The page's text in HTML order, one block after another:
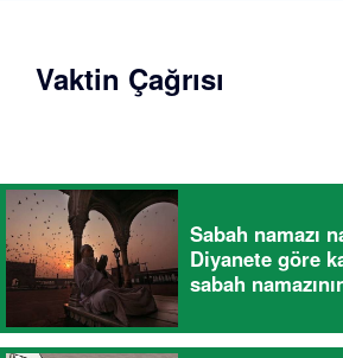
Vaktin Çağrısı
Sabah namazı
Diyanete göre
sabah